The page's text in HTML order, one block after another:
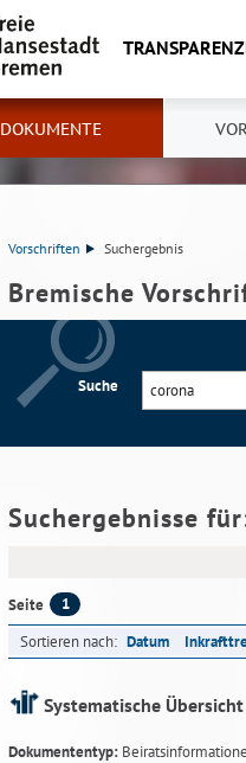
DOKUMENTE
Vorschriften Suchergebnis
Bremische
Suche
Suchergebnisse
Seite 1
Sortieren nach: Datum
Systematische Übersicht
Dokumententyp: